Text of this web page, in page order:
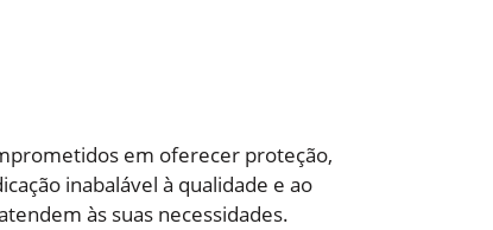
em oferecer proteção,
inabalável à qualidade e ao
às suas necessidades.